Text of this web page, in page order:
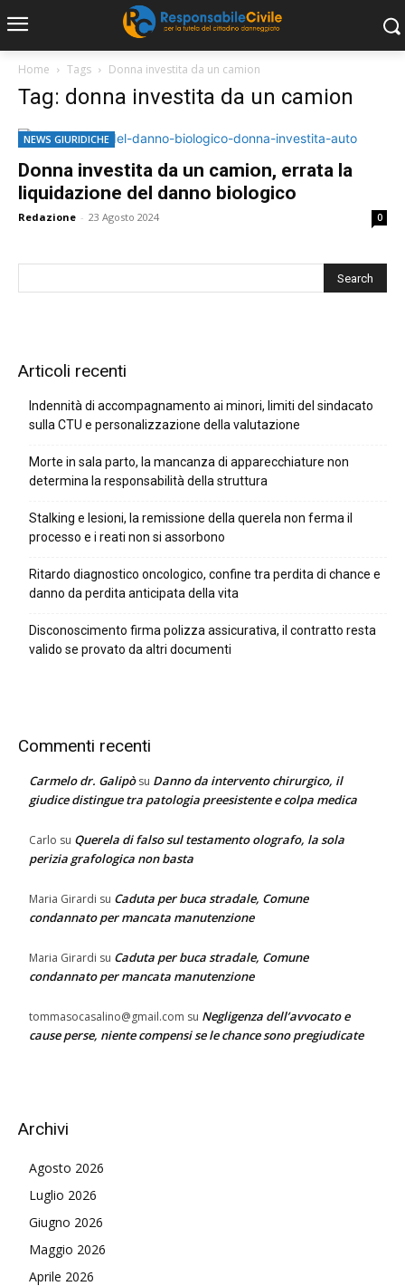
Home Tags Donna investita da un camion
Tag: donna investita da un camion
NEWS GIURIDICHE
Donna investita da un camion, errata la
liquidazione del danno biologico
Redazione - 23 Agosto 2024 0
Articoli recenti
Indennità di accompagnamento ai minori, limiti del sindacato
sulla CTU e personalizzazione della valutazione
Morte in sala parto, la mancanza di apparecchiature non
determina la responsabilità della struttura
Stalking e lesioni, la remissione della querela non ferma il
processo e i reati non si assorbono
Ritardo diagnostico oncologico, confine tra perdita di chance e
danno da perdita anticipata della vita
Disconoscimento firma polizza assicurativa, il contratto resta
valido se provato da altri documenti
Commenti recenti
Carmelo dr. Galipòsu Danno da intervento chirurgico, il
giudice distingue tra patologia preesistente e colpa medica
Carlo su Querela di falso sul testamento olografo, la sola
perizia grafologica non basta
Maria Girardi su Caduta per buca stradale, Comune
condannato per mancata manutenzione
Maria Girardi su Caduta per buca stradale, Comune
condannato per mancata manutenzione
tommasocasalino@gmail.com su Negligenza dell’avvocato e
cause perse, niente compensi se le chance sono pregiudicate
Archivi
Agosto 2026
Luglio 2026
Giugno 2026
Maggio 2026
Aprile 2026